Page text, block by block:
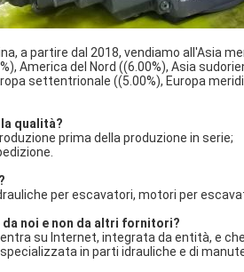
a partire dal 2018, vendiamo all'Asia
America del Nord ((6.00%), Asia
settentrionale ((5.00%), Europa
qualità?
prima della produzione in serie;
per escavatori, motori per
noi e non da altri fornitori?
su Internet, integrata da entità, e
in parti idrauliche e di